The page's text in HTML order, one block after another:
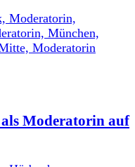
Moderatorin auf